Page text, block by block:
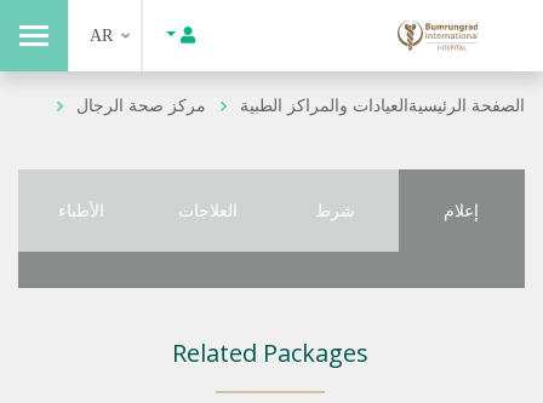
AR
الصفحة الرئيسيةالعيادات والمراكز الطبية مركز صحة الرجال
إعلام شرط العلاجات الأطباء
Related Packages